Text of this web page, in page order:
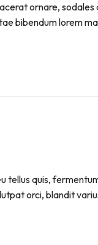
ornare,
bibendum lorem
quis,
orci, blandit